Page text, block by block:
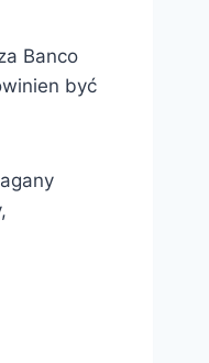
Banco
być